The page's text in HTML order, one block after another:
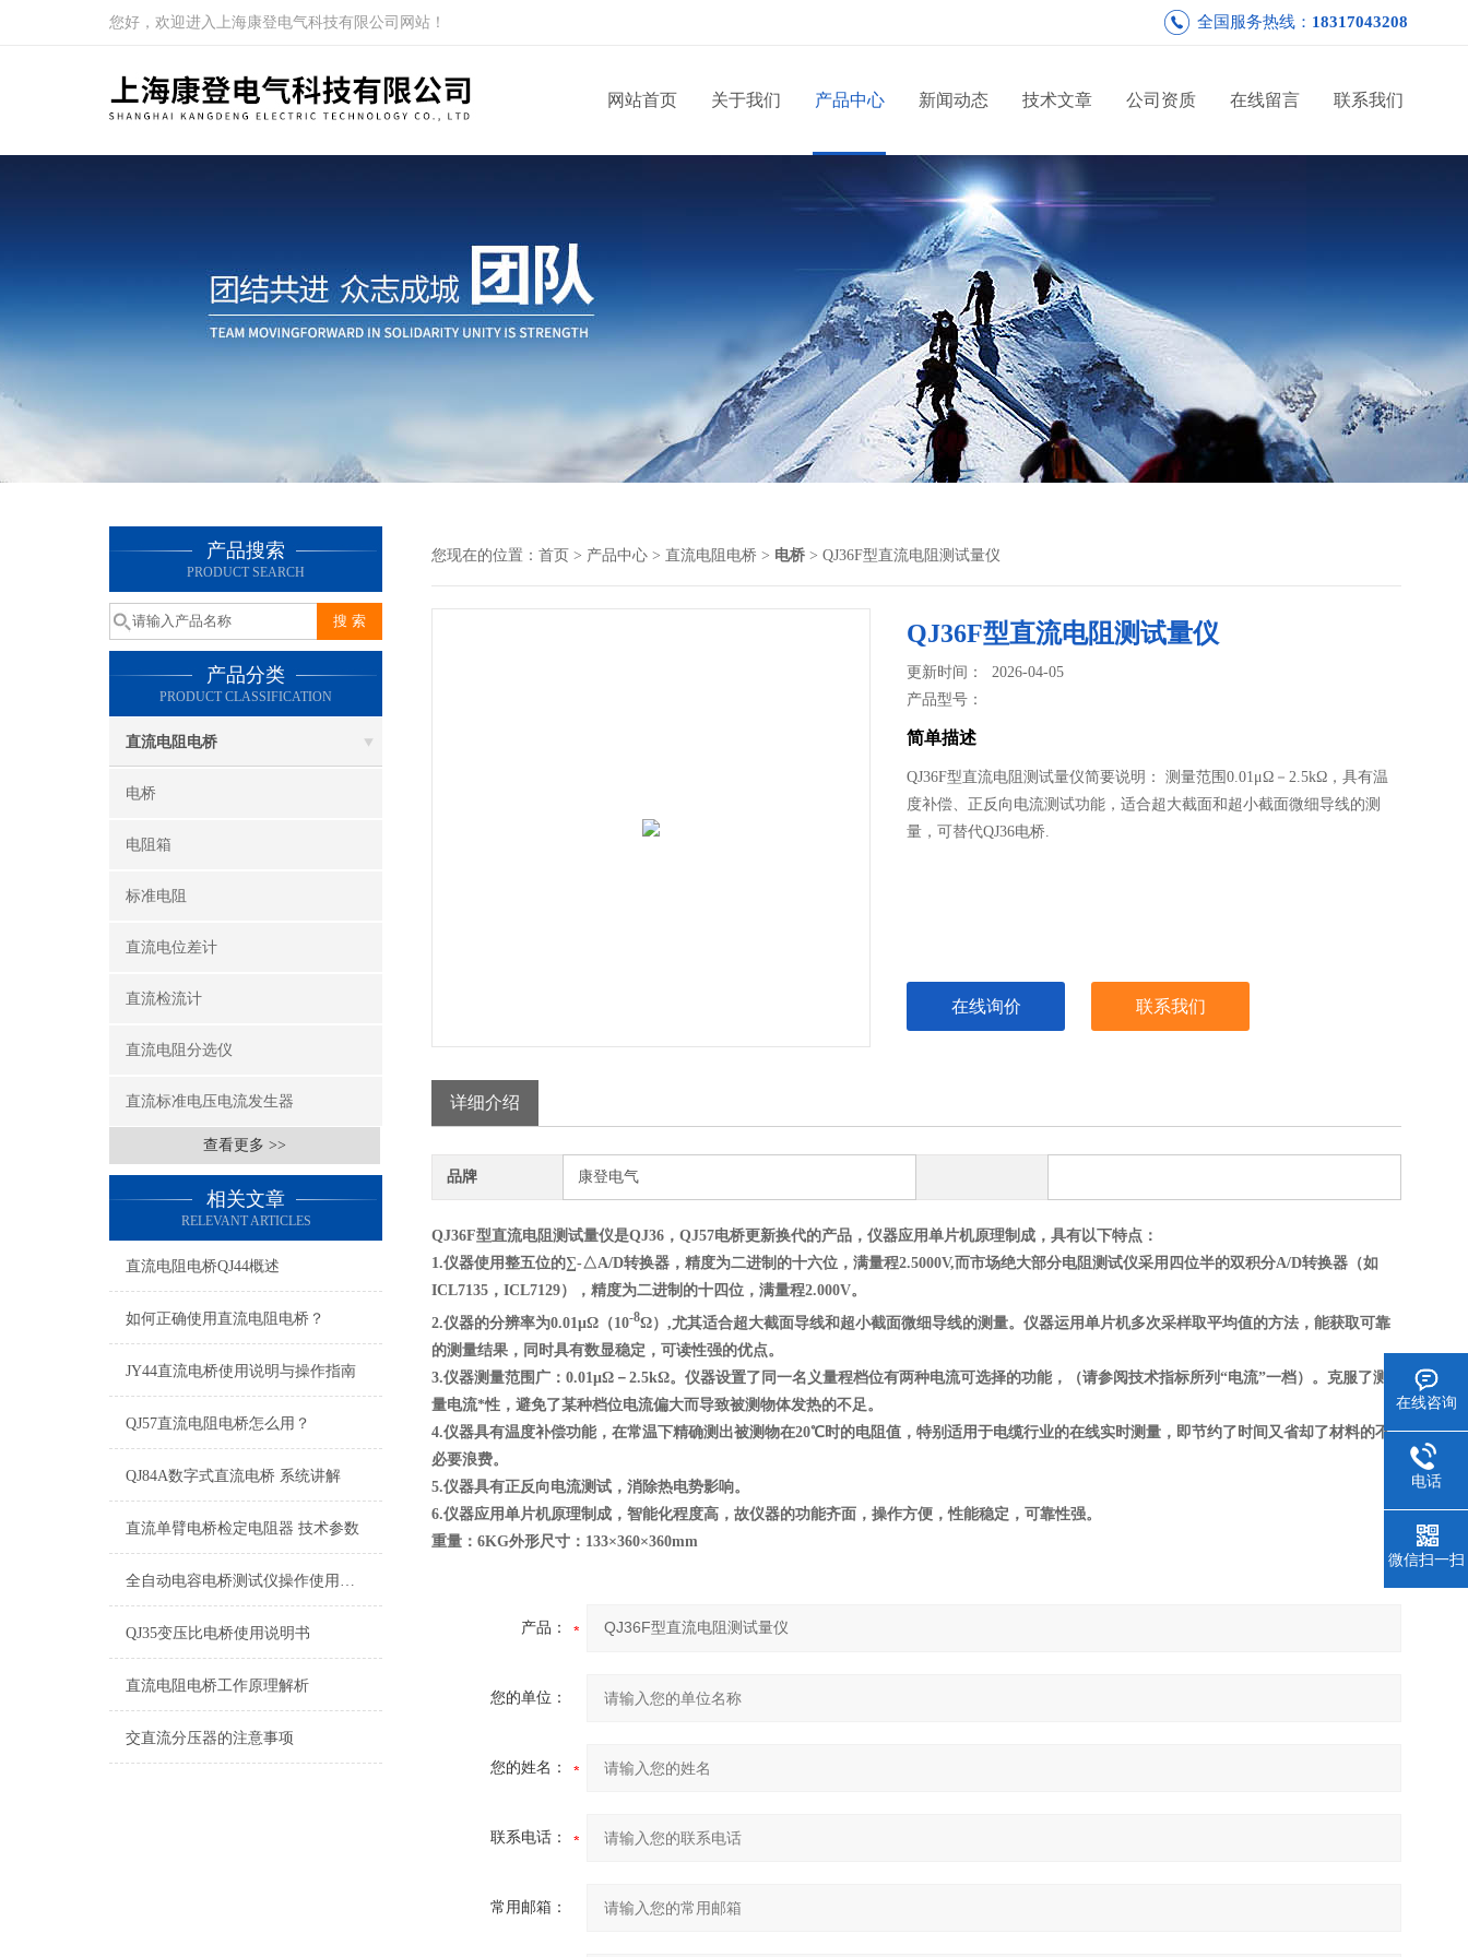
您好，欢迎进入上海康登电气科技有限公司网站！ 全国服务热线： 18317043208
网站首页 关于我们 产品中心 新闻动态 技术文章 公司资质 在线留言 联系我们
产品搜索
PRODUCT SEARCH
产品分类
PRODUCT CLASSIFICATION
直流电阻电桥
电桥
电阻箱
标准电阻
直流电位差计
直流检流计
直流电阻分选仪
直流标准电压电流发生器
查看更多 >>
相关文章
RELEVANT ARTICLES
直流电阻电桥QJ44概述
如何正确使用直流电阻电桥？
JY44直流电桥使用说明与操作指南
QJ57直流电阻电桥怎么用？
QJ84A数字式直流电桥 系统讲解
直流单臂电桥检定电阻器 技术参数
全自动电容电桥测试仪操作使用方法
QJ35变压比电桥使用说明书
直流电阻电桥工作原理解析
交直流分压器的注意事项
您现在的位置： 首页 > 产品中心 > 直流电阻电桥 > 电桥 > QJ36F型直流电阻测试量仪
QJ36F型直流电阻测试量仪
更新时间： 2026-04-05
产品型号：
简单描述
QJ36F型直流电阻测试量仪简要说明： 测量范围0.01μΩ－2.5kΩ，具有温
度补偿、正反向电流测试功能，适合超大截面和超小截面微细导线的测
量，可替代QJ36电桥.
在线询价 联系我们
详细介绍
品牌 康登电气
QJ36F型直流电阻测试量仪是QJ36，QJ57电桥更新换代的产品，仪器应用单片机原理制成，具有以下特点：
1.仪器使用整五位的∑-△A/D转换器，精度为二进制的十六位，满量程2.5000V,而市场绝大部分电阻测试仪采用四位半的双积分A/D转换器（如
ICL7135，ICL7129），精度为二进制的十四位，满量程2.000V。
2.仪器的分辨率为0.01μΩ（10-8Ω）,尤其适合超大截面导线和超小截面微细导线的测量。仪器运用单片机多次采样取平均值的方法，能获取可靠
的测量结果，同时具有数显稳定，可读性强的优点。
3.仪器测量范围广：0.01μΩ－2.5kΩ。仪器设置了同一名义量程档位有两种电流可选择的功能，（请参阅技术指标所列“电流”一档）。克服了测
量电流*性，避免了某种档位电流偏大而导致被测物体发热的不足。
4.仪器具有温度补偿功能，在常温下精确测出被测物在20℃时的电阻值，特别适用于电缆行业的在线实时测量，即节约了时间又省却了材料的不
必要浪费。
5.仪器具有正反向电流测试，消除热电势影响。
6.仪器应用单片机原理制成，智能化程度高，故仪器的功能齐面，操作方便，性能稳定，可靠性强。
重量：6KG外形尺寸：133×360×360mm
产品：
您的单位：
您的姓名：
联系电话：
常用邮箱：
在线咨询
电话
微信扫一扫